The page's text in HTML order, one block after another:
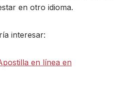
en otro idioma.
interesar:
en línea en